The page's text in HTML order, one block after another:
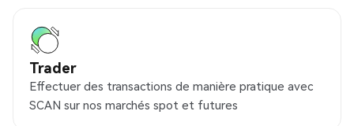
Trader
Effectuer des transactions de manière pratique avec
SCAN sur nos marchés spot et futures